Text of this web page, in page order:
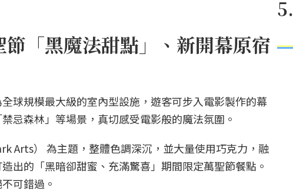
「黑魔法甜點」、新開幕原宿
球規模最大級的室內型設施，遊客可步入電影製作的幕
忌森林」等場景，真切感受電影般的魔法氛圍。
Arts） 為主題，整體色調深沉，並大量使用巧克力，融
出的「黑暗卻甜蜜、充滿驚喜」期間限定萬聖節餐點。
可錯過。
5.